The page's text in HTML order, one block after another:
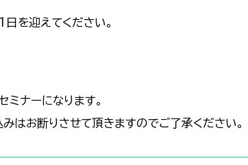
を迎えてください。
ナーになります。
はお断りさせて頂きますのでご了承ください。